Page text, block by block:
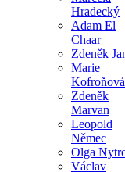
Hradecký
Adam El
Chaar
Zdeněk
Marie
Kofroňová
Zdeněk
Marvan
Leopold
Němec
Olga
Václav